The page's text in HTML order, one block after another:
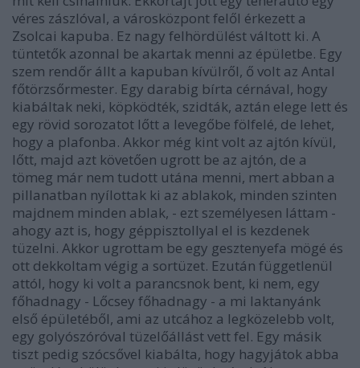
véres zászlóval, a városközpont felől érkezett a
Zsolcai kapuba. Ez nagy felhördülést váltott ki. A
tüntetők azonnal be akartak menni az épületbe. Egy
szem rendőr állt a kapuban kívülről, ő volt az Antal
főtörzsőrmester. Egy darabig bírta cérnával, hogy
kiabáltak neki, köpködték, szidták, aztán elege lett és
egy rövid sorozatot lőtt a levegőbe fölfelé, de lehet,
hogy a plafonba. Akkor még kint volt az ajtón kívül,
lőtt, majd azt követően ugrott be az ajtón, de a
tömeg már nem tudott utána menni, mert abban a
pillanatban nyílottak ki az ablakok, minden szinten
majdnem minden ablak, - ezt személyesen láttam -
ahogy azt is, hogy géppisztollyal el is kezdenek
tüzelni. Akkor ugrottam be egy gesztenyefa mögé és
ott dekkoltam végig a sortüzet. Ezután függetlenül
attól, hogy ki volt a parancsnok bent, ki nem, egy
főhadnagy - Lőcsey főhadnagy - a mi laktanyánk
első épületéből, ami az utcához a legközelebb volt,
egy golyószóróval tüzelőállást vett fel. Egy másik
tiszt pedig szócsővel kiabálta, hogy hagyjátok abba